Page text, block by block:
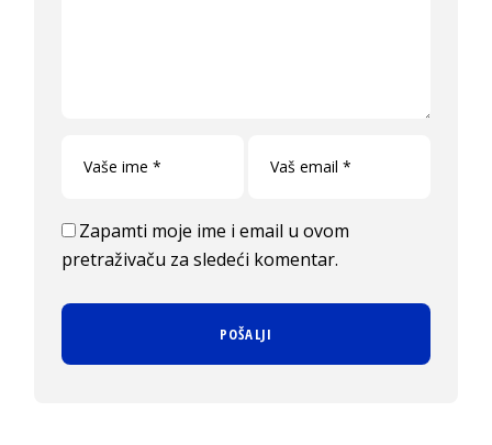
Zapamti moje ime i email u ovom
pretraživaču za sledeći komentar.